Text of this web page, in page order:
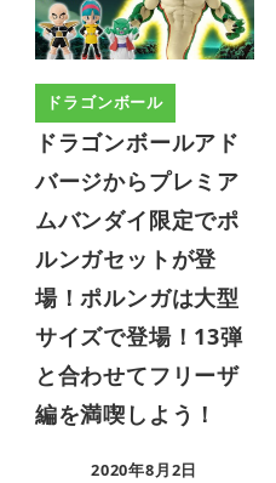
ドラゴンボール
ドラゴンボールアド
バージからプレミア
ムバンダイ限定でポ
ルンガセットが登
場！ポルンガは大型
サイズで登場！13弾
と合わせてフリーザ
編を満喫しよう！
2020年8月2日